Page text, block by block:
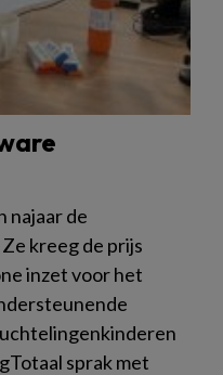
najaar de
kreeg de prijs
inzet voor het
sprak met